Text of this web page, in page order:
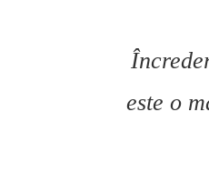
este o